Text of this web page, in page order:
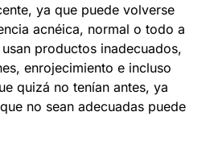
ya que puede volverse
acnéica, normal o todo a
productos inadecuados,
enrojecimiento e incluso
quizá no tenían antes, ya
no sean adecuadas puede